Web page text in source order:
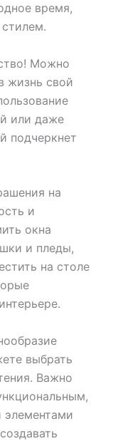
время,
Можно
жизнь свой
или даже
подчеркнет
на
и
окна
и пледы,
на столе
выбрать
Важно
элементами